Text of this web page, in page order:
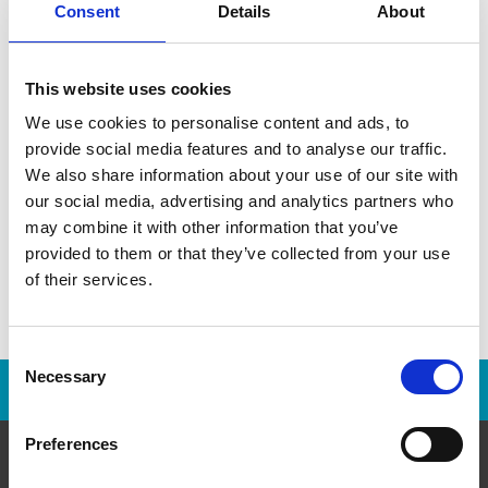
Consent Details About
This website uses cookies
We use cookies to personalise content and ads, to
provide social media features and to analyse our traffic.
We also share information about your use of our site with
our social media, advertising and analytics partners who
may combine it with other information that you’ve
provided to them or that they’ve collected from your use
of their services.
Selection
Necessary
Preferences
Trouver un magasin
Entrez votre Adresse, Ville, Province ou Code Postal:
Opportunités de franchise sont disponibles